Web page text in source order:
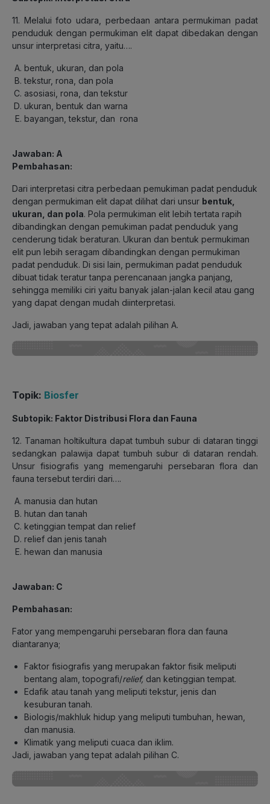
11. Melalui foto udara, perbedaan antara permukiman padat
penduduk dengan permukiman elit dapat dibedakan dengan
unsur interpretasi citra, yaitu….
bentuk, ukuran, dan pola
tekstur, rona, dan pola
asosiasi, rona, dan tekstur
ukuran, bentuk dan warna
bayangan, tekstur, dan rona
Jawaban: A
Pembahasan:
Dari interpretasi citra perbedaan pemukiman padat penduduk
dengan permukiman elit dapat dilihat dari unsur bentuk,
ukuran, dan pola. Pola permukiman elit lebih tertata rapih
dibandingkan dengan pemukiman padat penduduk yang
cenderung tidak beraturan. Ukuran dan bentuk permukiman
elit pun lebih seragam dibandingkan dengan permukiman
padat penduduk. Di sisi lain, permukiman padat penduduk
dibuat tidak teratur tanpa perencanaan jangka panjang,
sehingga memiliki ciri yaitu banyak jalan-jalan kecil atau gang
yang dapat dengan mudah diinterpretasi.
Jadi, jawaban yang tepat adalah pilihan A.
Topik: Biosfer
Subtopik: Faktor Distribusi Flora dan Fauna
12. Tanaman holtikultura dapat tumbuh subur di dataran tinggi
sedangkan palawija dapat tumbuh subur di dataran rendah.
Unsur fisiografis yang memengaruhi persebaran flora dan
fauna tersebut terdiri dari….
manusia dan hutan
hutan dan tanah
ketinggian tempat dan relief
relief dan jenis tanah
hewan dan manusia
Jawaban: C
Pembahasan:
Fator yang mempengaruhi persebaran flora dan fauna
diantaranya;
Faktor fisiografis yang merupakan faktor fisik meliputi
bentang alam, topografi/relief, dan ketinggian tempat.
Edafik atau tanah yang meliputi tekstur, jenis dan
kesuburan tanah.
Biologis/makhluk hidup yang meliputi tumbuhan, hewan,
dan manusia.
Klimatik yang meliputi cuaca dan iklim.
Jadi, jawaban yang tepat adalah pilihan C.